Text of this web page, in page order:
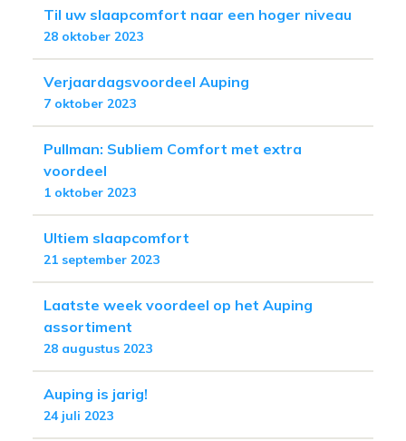
Til uw slaapcomfort naar een hoger niveau
28 oktober 2023
Verjaardagsvoordeel Auping
7 oktober 2023
Pullman: Subliem Comfort met extra
voordeel
1 oktober 2023
Ultiem slaapcomfort
21 september 2023
Laatste week voordeel op het Auping
assortiment
28 augustus 2023
Auping is jarig!
24 juli 2023